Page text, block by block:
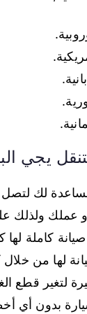
يجي
لك
عملك ولذلك
كاملة
لها من خلال
لتغير قطع
بدون أي